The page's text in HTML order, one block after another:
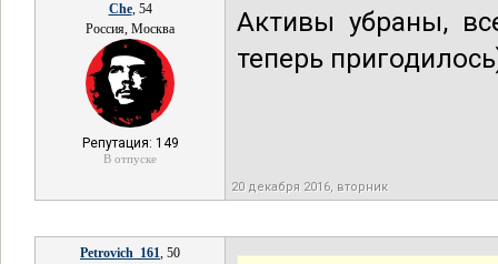
Che, 54
Россия, Москва
Репутация: 149
В отпуске
Активы убраны,
теперь
20 декабря 2016, вторник
Petrovich_161, 50